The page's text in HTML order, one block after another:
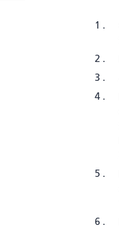
1 .
2 .
3 .
4 .
5 .
6 .